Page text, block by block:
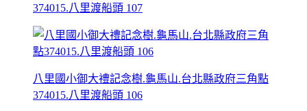
374015.八里渡船頭 107
八里國小御大禮記念樹.龜馬山.台北縣政府三角點
374015.八里渡船頭 106